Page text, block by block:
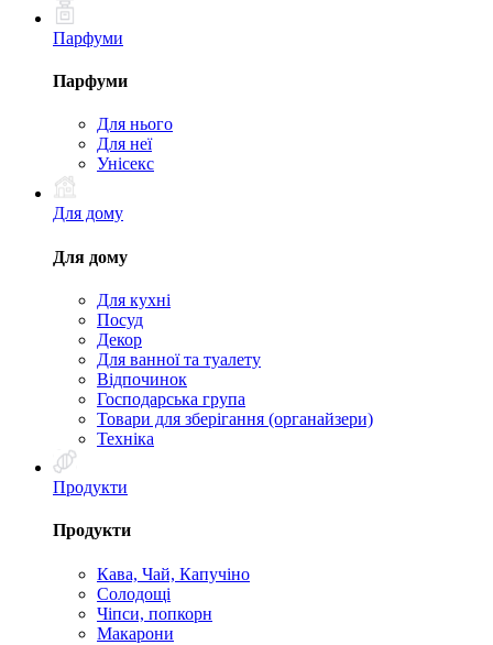
Парфуми
Парфуми
Для нього
Для неї
Унісекс
Для дому
Для дому
Для кухні
Посуд
Декор
Для ванної та туалету
Відпочинок
Господарська група
Товари для зберігання (органайзери)
Техніка
Продукти
Продукти
Кава, Чай, Капучіно
Солодощі
Чіпси, попкорн
Макарони